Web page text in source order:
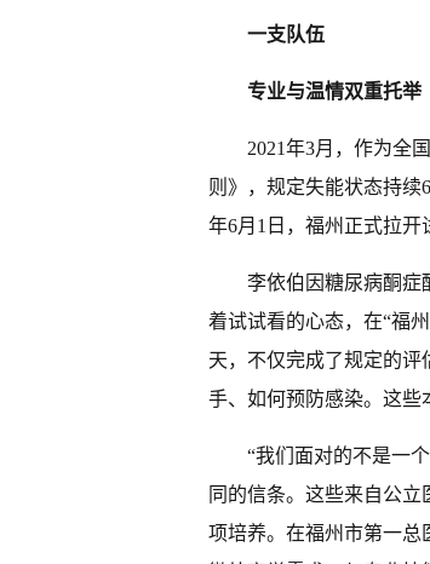
一支队伍
专业与温情双重托举
2021年3月，作为全
则》，规定失能状态持续
年6月1日，福州正式拉开
李依伯因糖尿病酮症
着试试看的心态，在“福
天，不仅完成了规定的
手、如何预防感染。这些
“我们面对的不是一
同的信条。这些来自公
项培养。在福州市第一总